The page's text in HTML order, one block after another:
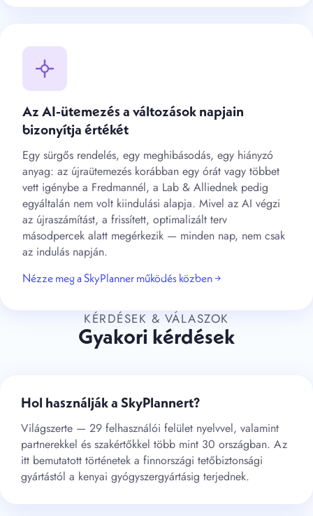
Az AI-ütemezés a változások napjain
bizonyítja értékét
Egy sürgős rendelés, egy meghibásodás, egy hiányzó
anyag: az újraütemezés korábban egy órát vagy többet
vett igénybe a Fredmannél, a Lab & Alliednek pedig
egyáltalán nem volt kiindulási alapja. Mivel az AI végzi
az újraszámítást, a frissített, optimalizált terv
másodpercek alatt megérkezik — minden nap, nem csak
az indulás napján.
Nézze meg a SkyPlanner működés közben →
KÉRDÉSEK & VÁLASZOK
Gyakori kérdések
Hol használják a SkyPlannert?
Világszerte — 29 felhasználói felület nyelvvel, valamint
partnerekkel és szakértőkkel több mint 30 országban. Az
itt bemutatott történetek a finnországi tetőbiztonsági
gyártástól a kenyai gyógyszergyártásig terjednek.